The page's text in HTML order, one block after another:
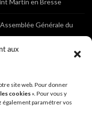
aux
site web. Pour donner
cookies ». Pour vous y
également paramétrer vos
Générale du
du Club